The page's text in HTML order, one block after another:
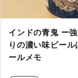
インドの青鬼 ー
りの濃い味ビー
ールメモ